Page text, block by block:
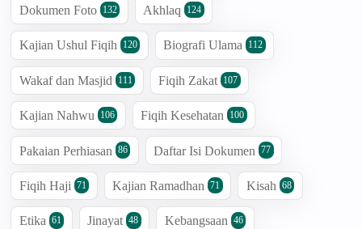
Dokumen Foto 132 Akhlaq 124
Kajian Ushul Fiqih 120 Biografi Ulama 112
Wakaf dan Masjid 111 Fiqih Zakat 107
Kajian Nahwu 106 Fiqih Kesehatan 100
Pakaian Perhiasan 86 Daftar Isi Dokumen 77
Fiqih Haji 71 Kajian Ramadhan 71 Kisah 68
Etika 61 Jinayat 48 Kebangsaan 46